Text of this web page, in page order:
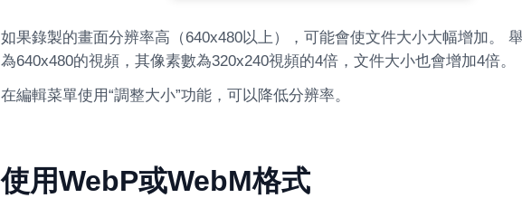
如果錄製的畫面分辨率高（640x480以上），可能會使文件大小大幅增加。
為640x480的視頻，其像素數為320x240視頻的4倍，文件大小也會增加4倍。
在編輯菜單使用“調整大小”功能，可以降低分辨率。
使用WebP或WebM格式